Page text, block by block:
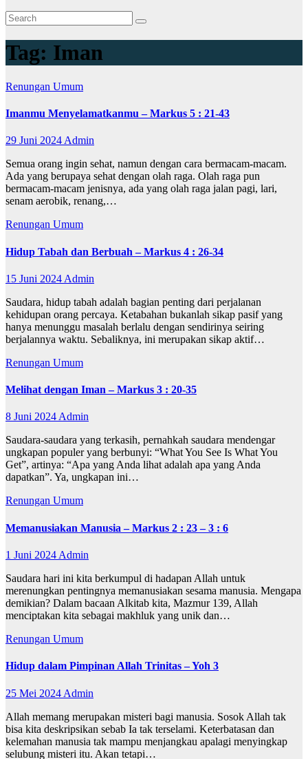
Tag: Iman
Renungan Umum
Imanmu Menyelamatkanmu – Markus 5 : 21-43
29 Juni 2024Admin
Semua orang ingin sehat, namun dengan cara bermacam-macam.
Ada yang berupaya sehat dengan olah raga. Olah raga pun
bermacam-macam jenisnya, ada yang olah raga jalan pagi, lari,
senam aerobik, renang,…
Renungan Umum
Hidup Tabah dan Berbuah – Markus 4 : 26-34
15 Juni 2024 Admin
Saudara, hidup tabah adalah bagian penting dari perjalanan
kehidupan orang percaya. Ketabahan bukanlah sikap pasif yang
hanya menunggu masalah berlalu dengan sendirinya seiring
berjalannya waktu. Sebaliknya, ini merupakan sikap aktif…
Renungan Umum
Melihat dengan Iman – Markus 3 : 20-35
8 Juni 2024Admin
Saudara-saudara yang terkasih, pernahkah saudara mendengar
ungkapan populer yang berbunyi: “What You See Is What You
Get”, artinya: “Apa yang Anda lihat adalah apa yang Anda
dapatkan”. Ya, ungkapan ini…
Renungan Umum
Memanusiakan Manusia – Markus 2 : 23 – 3 : 6
1 Juni 2024 Admin
Saudara hari ini kita berkumpul di hadapan Allah untuk
merenungkan pentingnya memanusiakan sesama manusia. Mengapa
demikian? Dalam bacaan Alkitab kita, Mazmur 139, Allah
menciptakan kita sebagai makhluk yang unik dan…
Renungan Umum
Hidup dalam Pimpinan Allah Trinitas – Yoh 3
25 Mei 2024 Admin
Allah memang merupakan misteri bagi manusia. Sosok Allah tak
bisa kita deskripsikan sebab Ia tak terselami. Keterbatasan dan
kelemahan manusia tak mampu menjangkau apalagi menyingkap
selubung misteri itu. Akan tetapi…